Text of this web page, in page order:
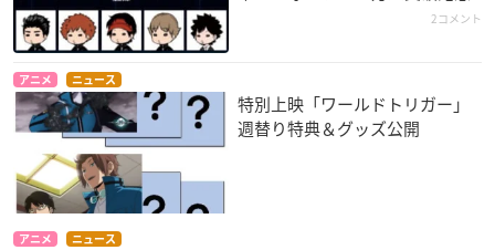
2コメント
アニメ ニュース
特別上映「ワールドトリガー」
週替り特典＆グッズ公開
アニメ ニュース